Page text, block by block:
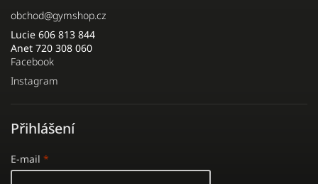
obchod@gymshop.cz
Lucie 606 813 844
Anet 720 308 060
Facebook
Instagram
Přihlášení
E-mail